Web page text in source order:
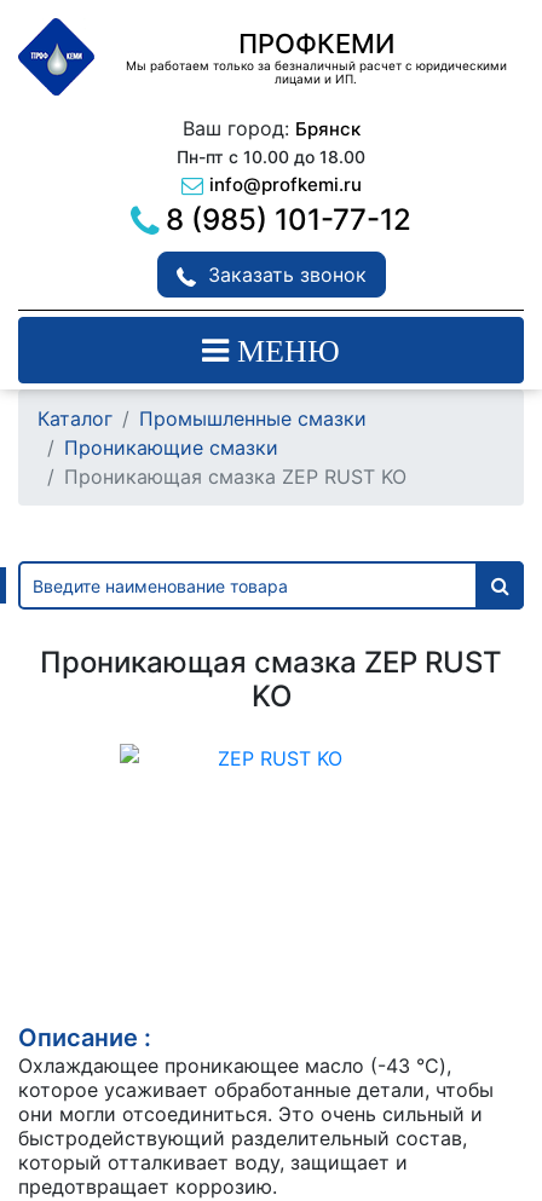
ПРОФКЕМИ
Мы работаем только за безналичный расчет с юридическими
лицами и ИП.
Ваш город: Брянск
Пн-пт с 10.00 до 18.00
info@profkemi.ru
8 (985) 101-77-12
Заказать звонок
МЕНЮ
Каталог
Промышленные смазки
Проникающие смазки
Проникающая смазка ZEP RUST KO
Проникающая смазка ZEP RUST
KO
Описание :
Охлаждающее проникающее масло (-43 °C),
которое усаживает обработанные детали, чтобы
они могли отсоединиться. Это очень сильный и
быстродействующий разделительный состав,
который отталкивает воду, защищает и
предотвращает коррозию.